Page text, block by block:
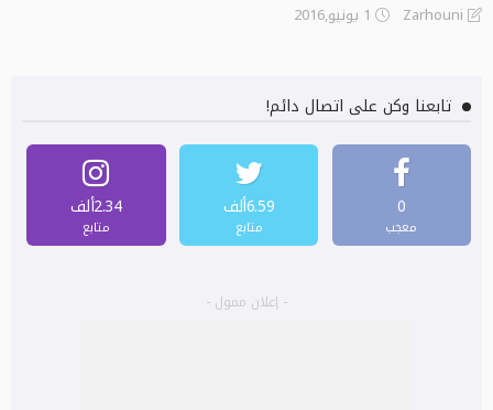
Zarhouni 1 يونيو,2016
تابعنا وكن على اتصال دائم!
0
معجب
6.59ألف
متابع
2.34ألف
متابع
- إعلان ممول -